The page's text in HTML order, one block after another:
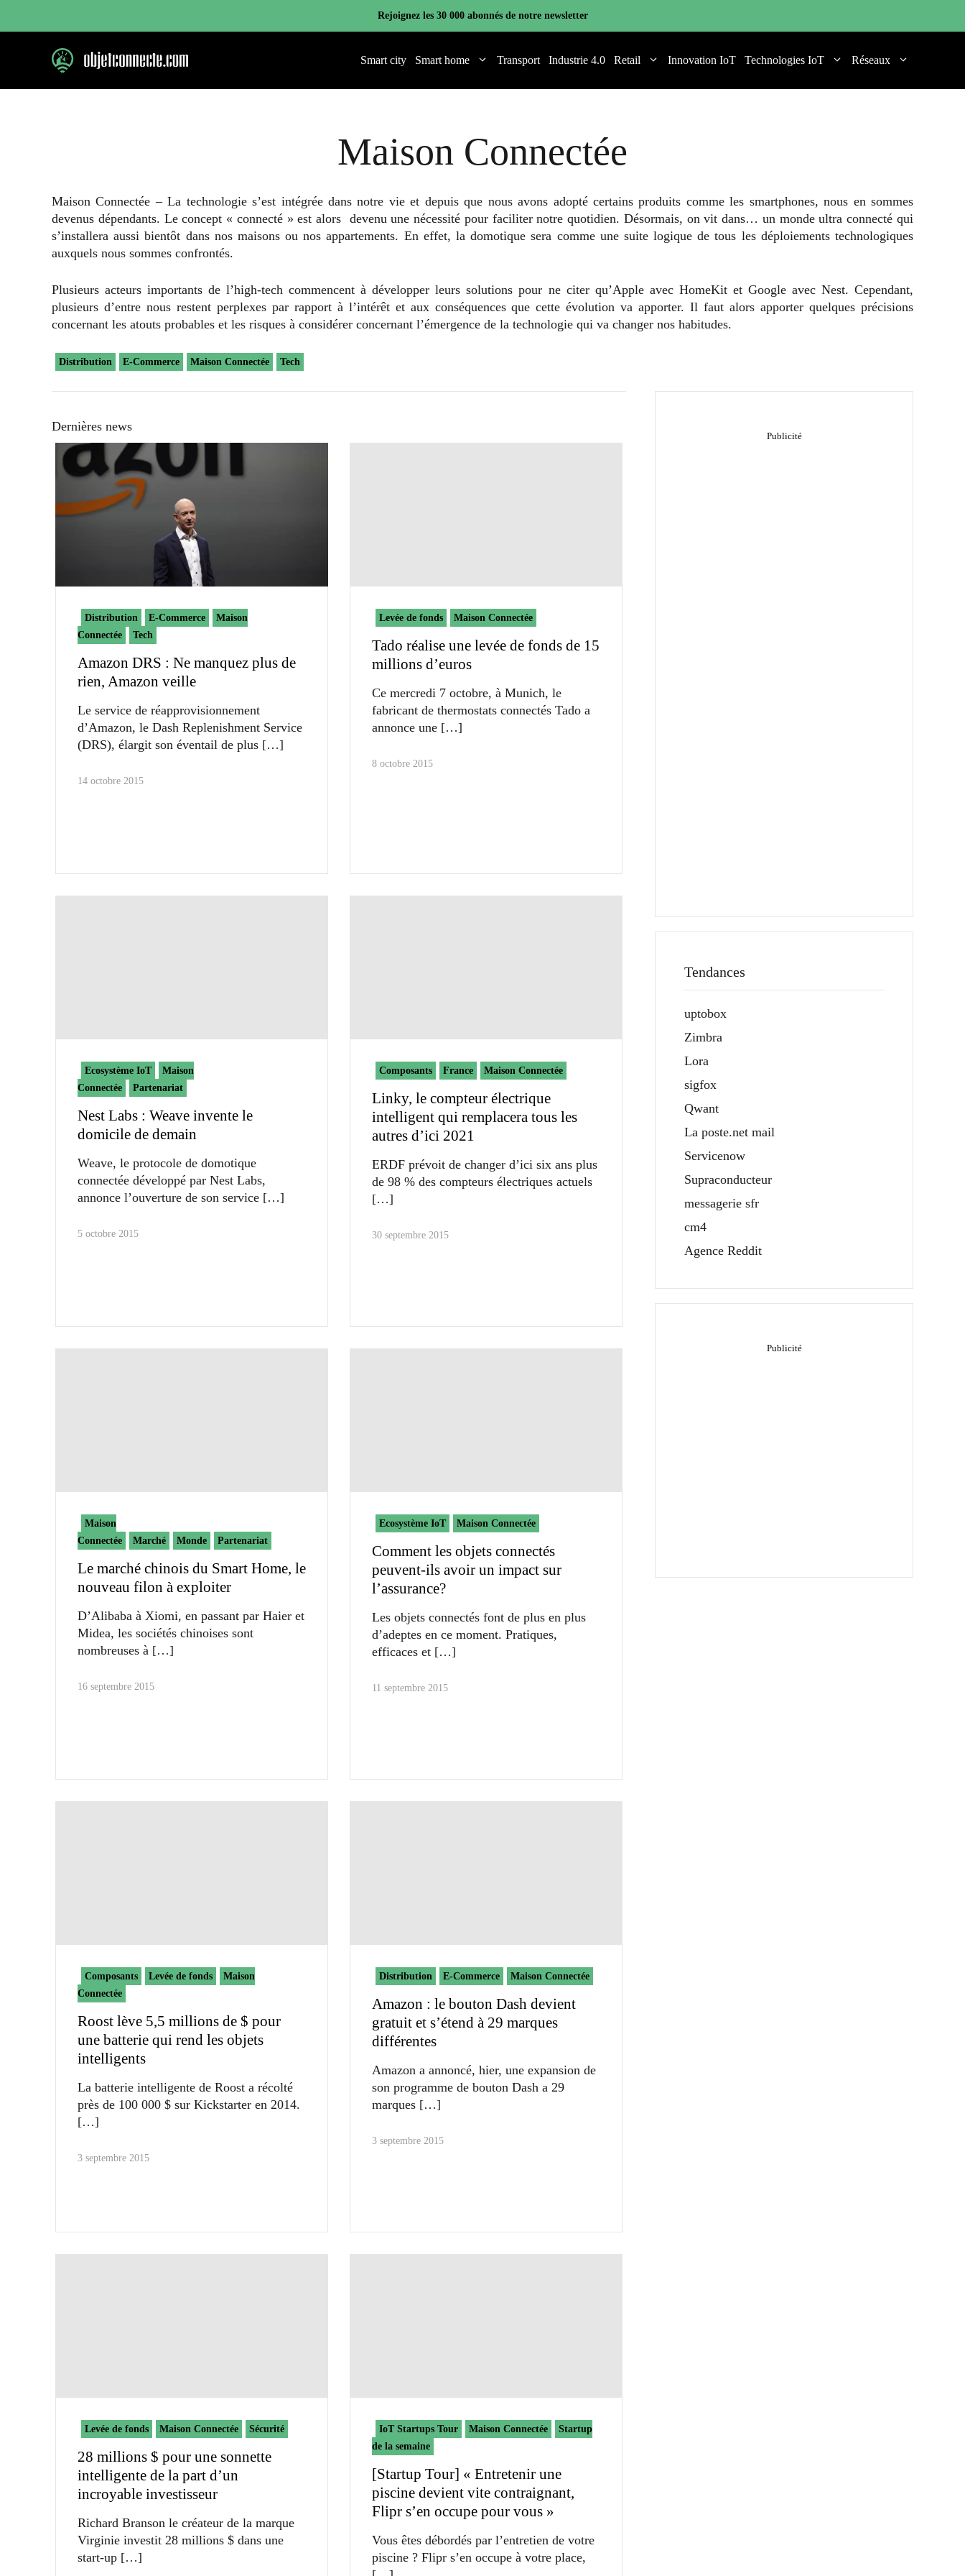
Rejoignez les 30 000 abonnés de notre newsletter
Smart city Smart home Transport Industrie 4.0 Retail Innovation IoT Technologies IoT Réseaux
Maison Connectée
Maison Connectée – La technologie s’est intégrée dans notre vie et depuis que nous avons adopté certains produits comme les smartphones, nous en sommes
devenus dépendants. Le concept « connecté » est alors devenu une nécessité pour faciliter notre quotidien. Désormais, on vit dans… un monde ultra connecté qui
s’installera aussi bientôt dans nos maisons ou nos appartements. En effet, la domotique sera comme une suite logique de tous les déploiements technologiques
auxquels nous sommes confrontés.
Plusieurs acteurs importants de l’high-tech commencent à développer leurs solutions pour ne citer qu’Apple avec HomeKit et Google avec Nest. Cependant,
plusieurs d’entre nous restent perplexes par rapport à l’intérêt et aux conséquences que cette évolution va apporter. Il faut alors apporter quelques précisions
concernant les atouts probables et les risques à considérer concernant l’émergence de la technologie qui va changer nos habitudes.
Distribution E-Commerce Maison Connectée Tech
Dernières news
Distribution E-Commerce
Maison
Connectée
Tech
Amazon DRS : Ne manquez plus de
rien, Amazon veille
Le service de réapprovisionnement
d’Amazon, le Dash Replenishment Service
(DRS), élargit son éventail de plus
14 octobre 2015
Levée de fonds Maison Connectée
Tado réalise une levée de fonds de 15
millions d’euros
Ce mercredi 7 octobre, à Munich, le
fabricant de thermostats connectés Tado a
annonce une
8 octobre 2015
Ecosystème IoT
Maison
Connectée
Partenariat
Nest Labs : Weave invente le
domicile de demain
Weave, le protocole de domotique
connectée développé par Nest Labs,
annonce l’ouverture de son service
5 octobre 2015
Composants France Maison Connectée
Linky, le compteur électrique
intelligent qui remplacera tous les
autres d’ici 2021
ERDF prévoit de changer d’ici six ans plus
de 98 % des compteurs électriques actuels
30 septembre 2015
Maison
Connectée
Marché Monde Partenariat
Le marché chinois du Smart Home, le
nouveau filon à exploiter
D’Alibaba à Xiomi, en passant par Haier et
Midea, les sociétés chinoises sont
nombreuses à
16 septembre 2015
Ecosystème IoT Maison Connectée
Comment les objets connectés
peuvent-ils avoir un impact sur
l’assurance?
Les objets connectés font de plus en plus
d’adeptes en ce moment. Pratiques,
efficaces et
11 septembre 2015
Composants Levée de fonds
Maison
Connectée
Roost lève 5,5 millions de $ pour
une batterie qui rend les objets
intelligents
La batterie intelligente de Roost a récolté
près de 100 000 $ sur Kickstarter en 2014.
3 septembre 2015
Distribution E-Commerce Maison Connectée
Amazon : le bouton Dash devient
gratuit et s’étend à 29 marques
différentes
Amazon a annoncé, hier, une expansion de
son programme de bouton Dash a 29
marques
3 septembre 2015
Levée de fonds Maison Connectée Sécurité
28 millions $ pour une sonnette
intelligente de la part d’un
incroyable investisseur
Richard Branson le créateur de la marque
Virginie investit 28 millions $ dans une
start-up
IoT Startups Tour Maison Connectée
Startup
de la semaine
[Startup Tour] « Entretenir une
piscine devient vite contraignant,
Flipr s’en occupe pour vous »
Vous êtes débordés par l’entretien de votre
piscine ? Flipr s’en occupe à votre place,
Tendances
uptobox
Zimbra
Lora
sigfox
Qwant
La poste.net mail
Servicenow
Supraconducteur
messagerie sfr
cm4
Agence Reddit